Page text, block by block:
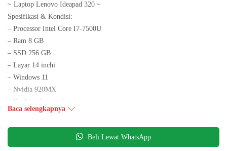
~ Laptop Lenovo Ideapad 320 ~
Spesifikasi & Kondisi:
– Processor Intel Core I7-7500U
– Ram 8 GB
– SSD 256 GB
– Layar 14 inchi
– Windows 11
– Nvidia 920MX
– Keyboard normal
– Camera,Wifi,Speaker,Usb,Batre Oke
– Office, Chrome ,Mozilla tersedia Siap Pakai
Kelengkapan : Laptop + Charger
Baca selengkapnya
Beli Lewat WhatsApp